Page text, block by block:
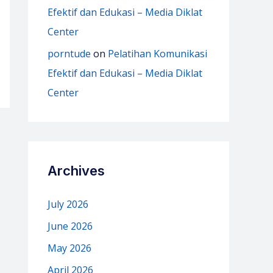
Efektif dan Edukasi – Media Diklat
Center
porntude on Pelatihan Komunikasi
Efektif dan Edukasi – Media Diklat
Center
Archives
July 2026
June 2026
May 2026
April 2026